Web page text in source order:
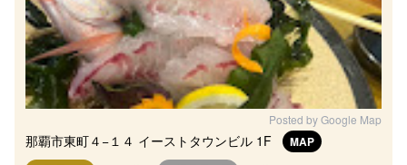
Posted by Google Map
那覇市東町４−１４ イーストタウンビル 1F
MAP